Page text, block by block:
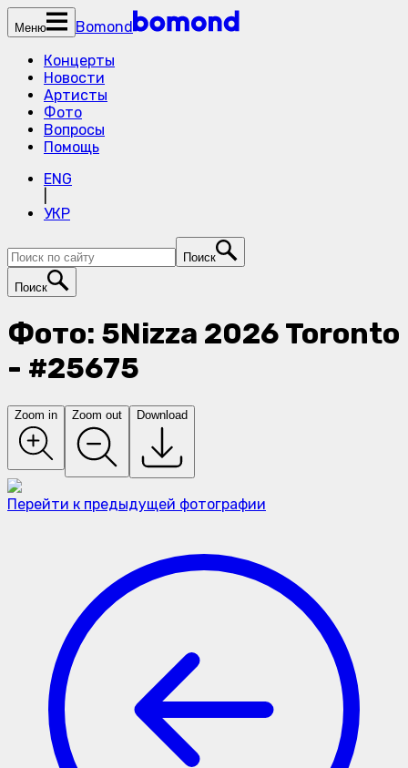
Меню
Bomond
Концерты
Новости
Артисты
Фото
Вопросы
Помощь
ENG
УКР
Поиск
Поиск
Фото: 5Nizza 2026 Toronto
- #25675
Zoom in Zoom out Download
Перейти к предыдущей фотографии